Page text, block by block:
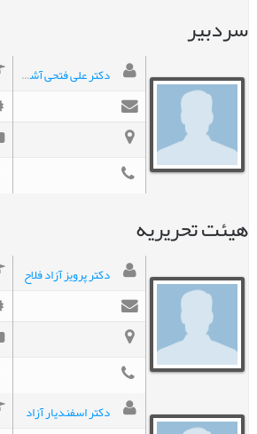
سردبیر
دکتر علی فتحی آشتیانی
هیئت تحریریه
دکتر پرویز آزاد فلاح
دکتر اسفندیار آزاد